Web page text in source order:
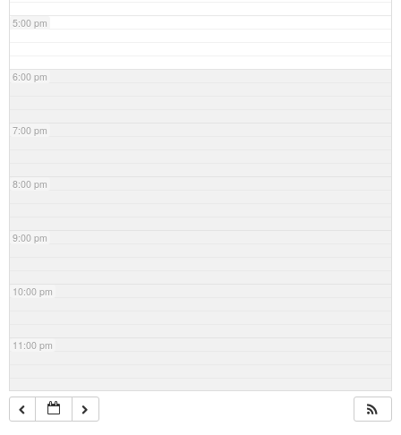
5:00 pm
6:00 pm
7:00 pm
8:00 pm
9:00 pm
10:00 pm
11:00 pm